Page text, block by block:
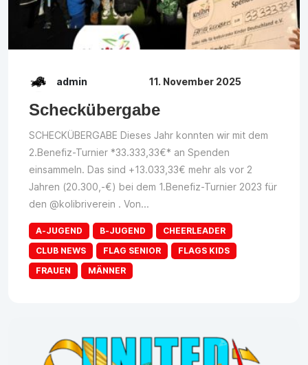
admin 11. November 2025
Scheckübergabe
SCHECKÜBERGABE Dieses Jahr konnten wir mit dem
2.Benefiz-Turnier *33.333,33€* an Spenden
einsammeln. Das sind +13.033,33€ mehr als vor 2
Jahren (20.300,-€) bei dem 1.Benefiz-Turnier 2023 für
den @kolibriverein . Von...
A-JUGEND B-JUGEND
CHEERLEADER
CLUB NEWS
FLAG SENIOR
FLAGS KIDS
FRAUEN
MÄNNER